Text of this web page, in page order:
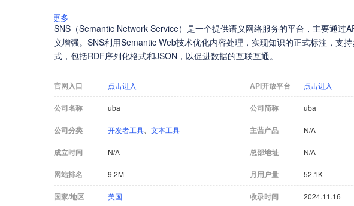
更多
SNS（Semantic Network Service）是一个提供语义网络服务的平台，主要通过
义增强。SNS利用Semantic Web技术优化内容处理，实现知识的正式标注，支
式，包括RDF序列化格式和JSON，以促进数据的互联互通。
官网入口 点击进入 API开放平台 点击进入
公司名称 uba 公司简称 uba
公司分类 开发者工具 文本工具 主营产品 N/A
成立时间 N/A 总部地址 N/A
网站排名 9.2M 月用户量 52.1K
国家/地区 美国 收录时间 2024.11.16